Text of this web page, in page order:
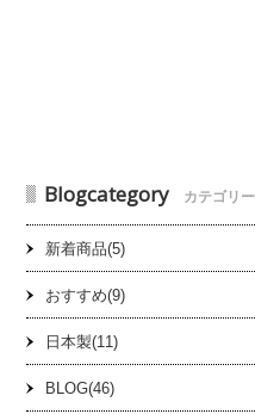
o
k
Blogcategory カテゴリー
新着商品(5)
おすすめ(9)
日本製(11)
BLOG(46)